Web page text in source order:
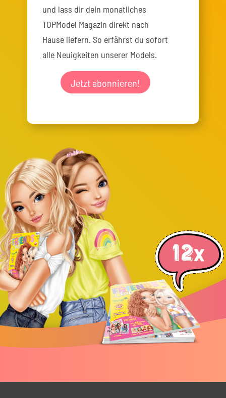
und lass dir dein monatliches
TOPModel Magazin direkt nach
Hause liefern. So erfährst du sofort
alle Neuigkeiten unserer Models.
Jetzt abonnieren!